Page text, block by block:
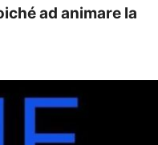
ad animare la